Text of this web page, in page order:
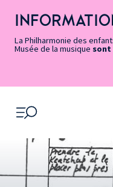
page
Accessibilité
accès
rapides
principal
contenu
principal
page
Message d’information
La Philharmonie des
Musée de la musique sont
OUVRIR LE MENU